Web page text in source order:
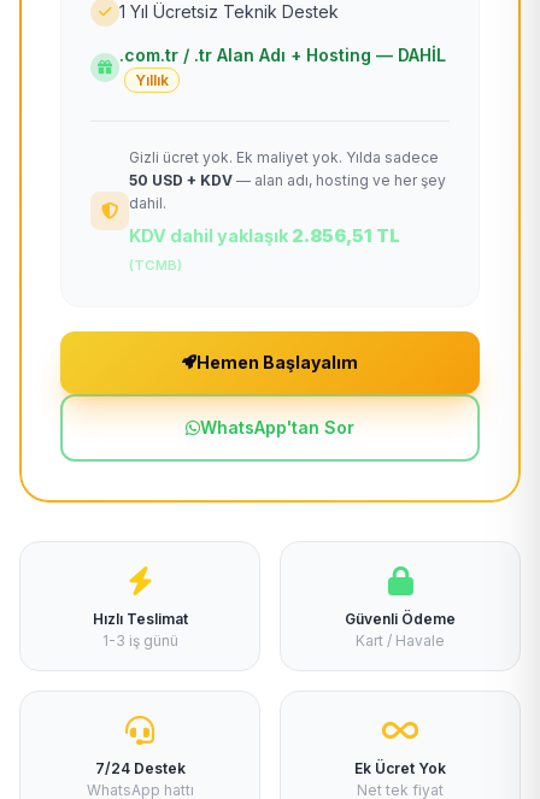
1 Yıl Ücretsiz Teknik Destek
.com.tr / .tr Alan Adı + Hosting — DAHİL
Yıllık
Gizli ücret yok. Ek maliyet yok. Yılda sadece
50 USD + KDV — alan adı, hosting ve her şey
dahil.
KDV dahil yaklaşık 2.856,51 TL
(TCMB)
Hemen Başlayalım
WhatsApp'tan Sor
Hızlı Teslimat
1-3 iş günü
Güvenli Ödeme
Kart / Havale
7/24 Destek
WhatsApp hattı
Ek Ücret Yok
Net tek fiyat